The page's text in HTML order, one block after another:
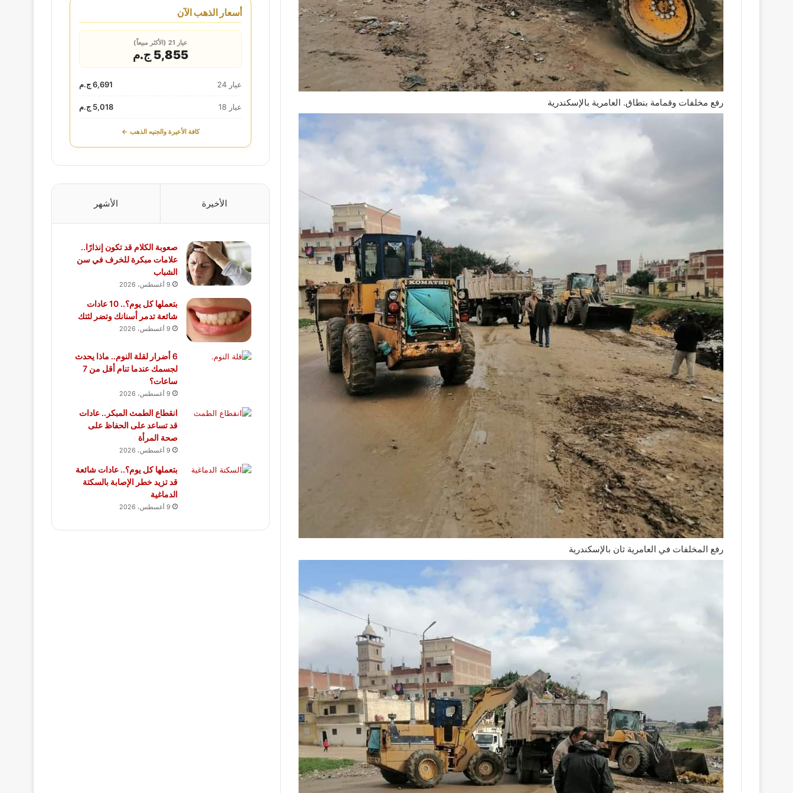
رفع مخلفات وقمامة بنطاق. العامرية بالإسكندرية
رفع المخلفات في العامرية ثان بالإسكندرية
أسعار الذهب الآن
عيار 21 (الأكثر مبيعاً)
5,855 ج.م
عيار 24 6,691 ج.م
عيار 18 5,018 ج.م
كافة الأعيرة والجنيه الذهب ←
الأخيرة الأشهر
صعوبة الكلام قد تكون إنذارًا..
علامات مبكرة للخرف في سن
الشباب
9 أغسطس، 2026
بتعملها كل يوم؟.. 10 عادات
شائعة تدمر أسنانك وتضر لثتك
9 أغسطس، 2026
6 أضرار لقلة النوم.. ماذا يحدث
لجسمك عندما تنام أقل من 7
ساعات؟
9 أغسطس، 2026
انقطاع الطمث المبكر.. عادات
قد تساعد على الحفاظ على
صحة المرأة
9 أغسطس، 2026
بتعملها كل يوم؟.. عادات شائعة
قد تزيد خطر الإصابة بالسكتة
الدماغية
9 أغسطس، 2026